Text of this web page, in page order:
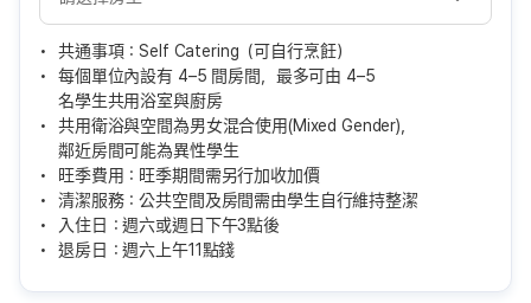
共通事項：Self Catering（可自行烹飪）
每個單位內設有 4–5 間房間，最多可由 4–5
名學生共用浴室與廚房
共用衛浴與空間為男女混合使用(Mixed Gender)，
鄰近房間可能為異性學生
旺季費用：旺季期間需另行加收加價
清潔服務：公共空間及房間需由學生自行維持整潔
入住日：週六或週日下午3點後
退房日：週六上午11點錢